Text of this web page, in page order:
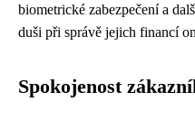
biometrické zabezpečení a
duši při správě jejich financí
Spokojenost